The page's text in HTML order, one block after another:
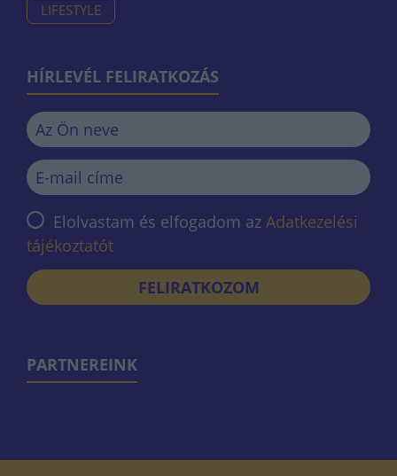
LIFESTYLE
HÍRLEVÉL FELIRATKOZÁS
Elolvastam és elfogadom az Adatkezelési
tájékoztatót
FELIRATKOZOM
PARTNEREINK